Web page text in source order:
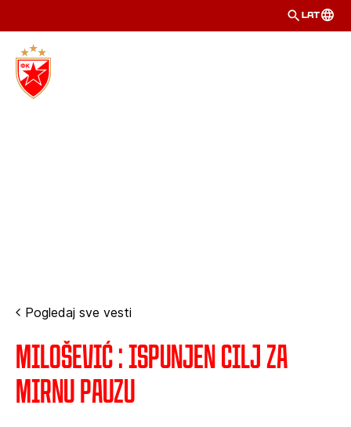
LAT
Pogledaj sve vesti
Milošević : Ispunjen cilj za
mirnu pauzu